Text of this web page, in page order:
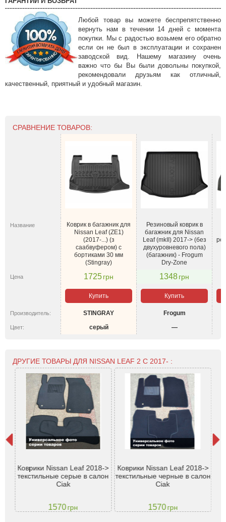
Любой товар вы можете беспрепятственно
вернуть нам в течении 14 дней с момента
покупки. Мы с радостью возьмем его обратно
если он не был в эксплуатации и сохранен
заводской вид. Нашему магазину очень
важно что бы Вы были довольны покупкой,
рекомендовали друзьям как отличный,
качественный, приятный и удобный магазин.
СРАВНЕНИЕ ТОВАРОВ:
Название
Коврик в багажник для
Nissan Leaf (ZE1)
(2017-...) (з
саабвуфером) с
бортиками 30 мм
(Stingray)
Резиновый коврик в
багажник для Nissan
Leaf (mkII) 2017-> (без
двухуровневого пола)
(багажник) - Frogum
Dry-Zone
Цена 1725грн 1348грн
Купить Купить
Производитель: STINGRAY Frogum
Цвет: серый —
ДРУГИЕ ТОВАРЫ ДЛЯ NISSAN LEAF 2 С 2017- :
Коврики Nissan Leaf 2018->
текстильные серые в салон
Ciak
1570грн
Коврики Nissan Leaf 2018->
текстильные черные в салон
Ciak
1570грн